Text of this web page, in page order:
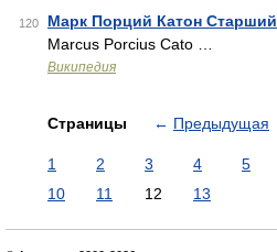
120 Марк Порций Катон Старший
Marcus Porcius Cato …
Википедия
Страницы ← Предыдущая
1 2 3 4 5
10
11 12 13